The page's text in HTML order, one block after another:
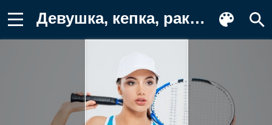
Девушка, кепка, ракетка, спортсменка Фон для телефона